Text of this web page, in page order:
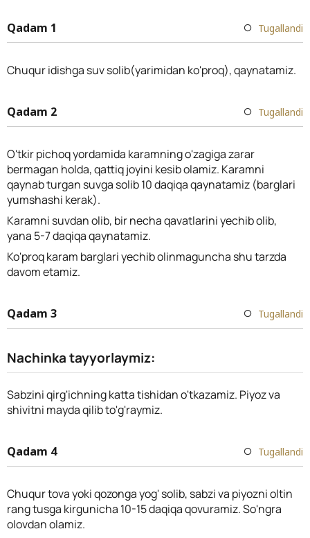
Qadam 1 Tugallandi
Chuqur idishga suv solib(yarimidan ko'proq), qaynatamiz.
Qadam 2 Tugallandi
O'tkir pichoq yordamida karamning o'zagiga zarar
bermagan holda, qattiq joyini kesib olamiz. Karamni
qaynab turgan suvga solib 10 daqiqa qaynatamiz (barglari
yumshashi kerak).
Karamni suvdan olib, bir necha qavatlarini yechib olib,
yana 5-7 daqiqa qaynatamiz.
Ko'proq karam barglari yechib olinmaguncha shu tarzda
davom etamiz.
Qadam 3 Tugallandi
Nachinka tayyorlaymiz:
Sabzini qirg'ichning katta tishidan o'tkazamiz. Piyoz va
shivitni mayda qilib to'g'raymiz.
Qadam 4 Tugallandi
Chuqur tova yoki qozonga yog' solib, sabzi va piyozni oltin
rang tusga kirgunicha 10-15 daqiqa qovuramiz. So'ngra
olovdan olamiz.